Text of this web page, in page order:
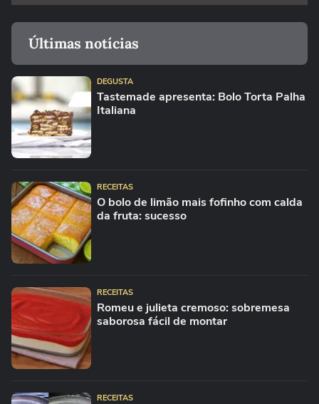
Últimas notícias
DEGUSTA
Tastemade apresenta: Bolo Torta Palha
Italiana
RECEITAS
O bolo de limão mais fofinho com calda
da fruta: sucesso
RECEITAS
Romeu e julieta cremoso: sobremesa
saborosa fácil de montar
RECEITAS